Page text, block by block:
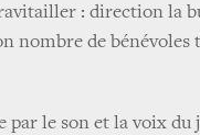
: direction la
nombre de bénévoles
par le son et la voix